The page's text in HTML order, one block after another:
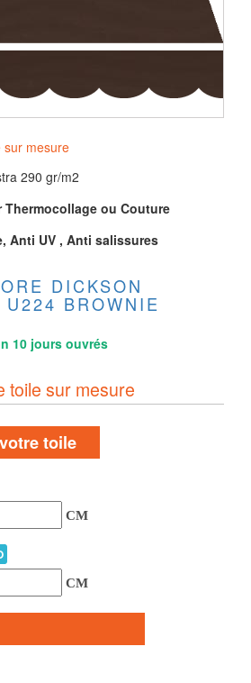
sur mesure
290 gr/m2
Thermocollage ou Couture
Anti UV , Anti salissures
DICKSON
BROWNIE
10 jours ouvrés
toile sur mesure
toile
CM
CM